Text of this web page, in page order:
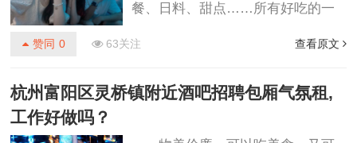
了,上海哪里有ktv招聘商务迎宾,有
餐、日料、甜点……所有好吃的一
也不用不会唱歌傻乎乎呆坐几个小
还能欣赏曼妙的歌声环境很不错
赞同 0 63关注 查看原文
杭州富阳区灵桥镇附近酒吧招聘包厢气氛租,
工作好做吗？